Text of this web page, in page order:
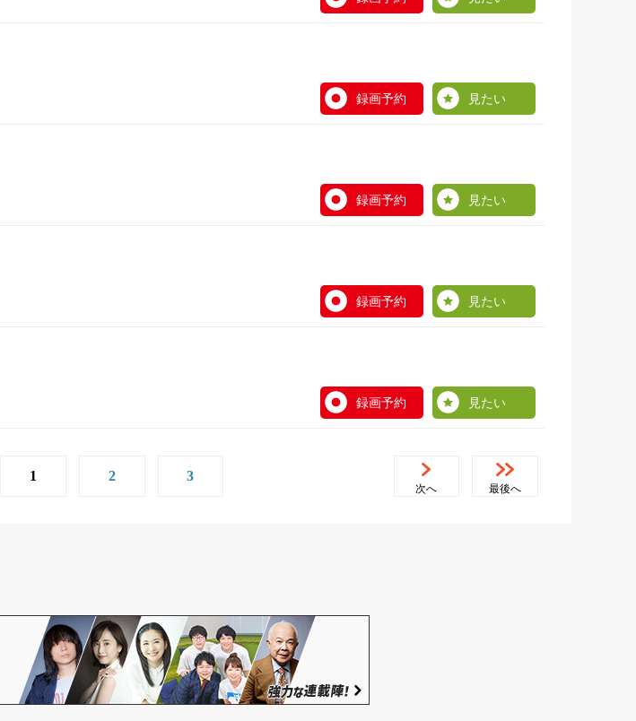
録画予約 見たい
録画予約 見たい
録画予約 見たい
録画予約 見たい
1 2 3
次へ 最後へ